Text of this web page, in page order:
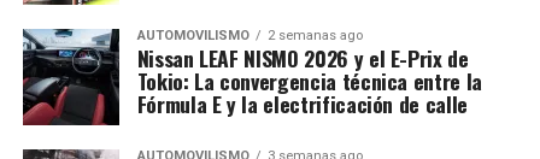
AUTOMOVILISMO 2 semanas ago
Nissan LEAF NISMO 2026 y el E-Prix de
Tokio: La convergencia técnica entre la
Fórmula E y la electrificación de calle